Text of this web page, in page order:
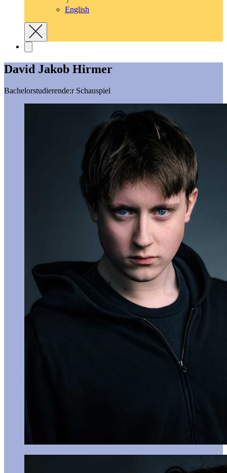
English
David Jakob Hirmer
Bachelorstudierende:r Schauspiel